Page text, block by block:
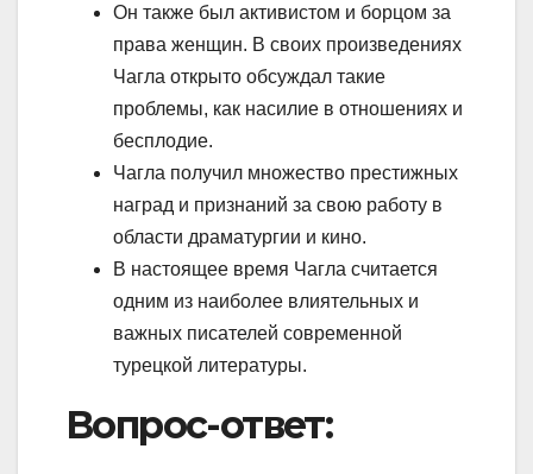
Он также был активистом и борцом за
права женщин. В своих произведениях
Чагла открыто обсуждал такие
проблемы, как насилие в отношениях и
бесплодие.
Чагла получил множество престижных
наград и признаний за свою работу в
области драматургии и кино.
В настоящее время Чагла считается
одним из наиболее влиятельных и
важных писателей современной
турецкой литературы.
Вопрос-ответ: